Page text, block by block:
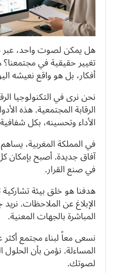
هل يمكن لصوت واحد، عبر
تغيير حقيقية في
أفكار، بل هو واقع نعيشه
نحن نرى في التكنولوجيا
الرقابة المجتمعية. هذه
الأداء وتحسينه، بكل
في المملكة المغربية،
آفاق جديدة. أصبح بإمكان
في صنع القرار.
هدفنا هو خلق بيئة
الإبلاغ عن الملاحظات.
المباشرة بالجهات المعنية.
نسعى معاً لبناء مجتمع
المساءلة. نؤمن بأن الحلول
لصوتك.